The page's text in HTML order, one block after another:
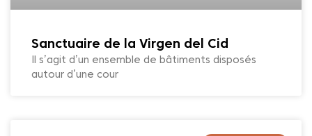
Sanctuaire de la Virgen del Cid
Il s’agit d’un ensemble de bâtiments disposés
autour d’une cour